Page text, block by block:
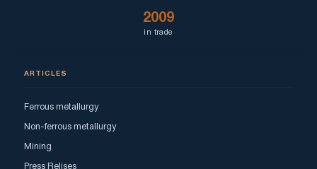
2009
in trade
ARTICLES
Ferrous metallurgy
Non-ferrous metallurgy
Mining
Press Relises